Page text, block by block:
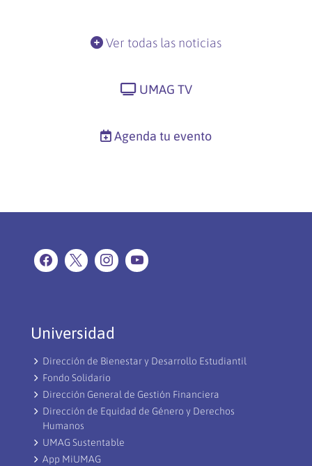
Ver todas las noticias
UMAG TV
Agenda tu evento
Universidad
Dirección de Bienestar y Desarrollo Estudiantil
Fondo Solidario
Dirección General de Gestión Financiera
Dirección de Equidad de Género y Derechos
Humanos
UMAG Sustentable
App MiUMAG